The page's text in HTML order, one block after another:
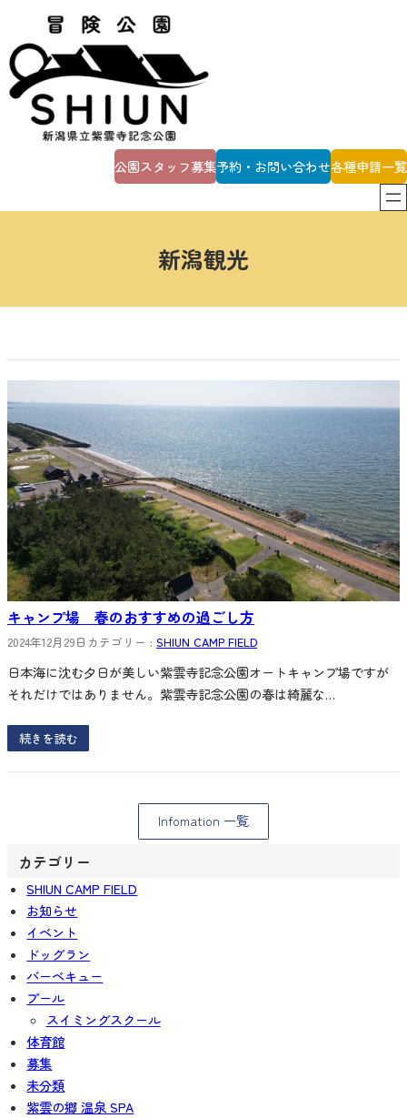
を
ス
キ
公園スタッフ募集予約・お問い合わせ各種申請一覧
新潟観光
キャンプ場 春のおすすめの過ごし方
2024年12月29日 カテゴリー : SHIUN CAMP FIELD
日本海に沈む夕日が美しい紫雲寺記念公園オートキャンプ場ですが
それだけではありません。紫雲寺記念公園の春は綺麗な…
続きを読む
Infomation 一覧
カテゴリー
SHIUN CAMP FIELD
お知らせ
イベント
ドッグラン
バーベキュー
プール
スイミングスクール
体育館
募集
未分類
紫雲の郷 温泉 SPA